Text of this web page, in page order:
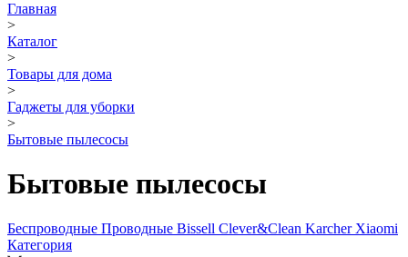
Главная
>
Каталог
>
Товары для дома
>
Гаджеты для уборки
>
Бытовые пылесосы
Бытовые пылесосы
Беспроводные Проводные Bissell Clever&Clean Karcher Xiaomi
Категория